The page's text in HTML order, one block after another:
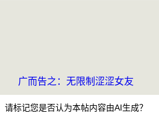
广而告之：无限制涩涩女友
请标记您是否认为本帖内容由AI生成？